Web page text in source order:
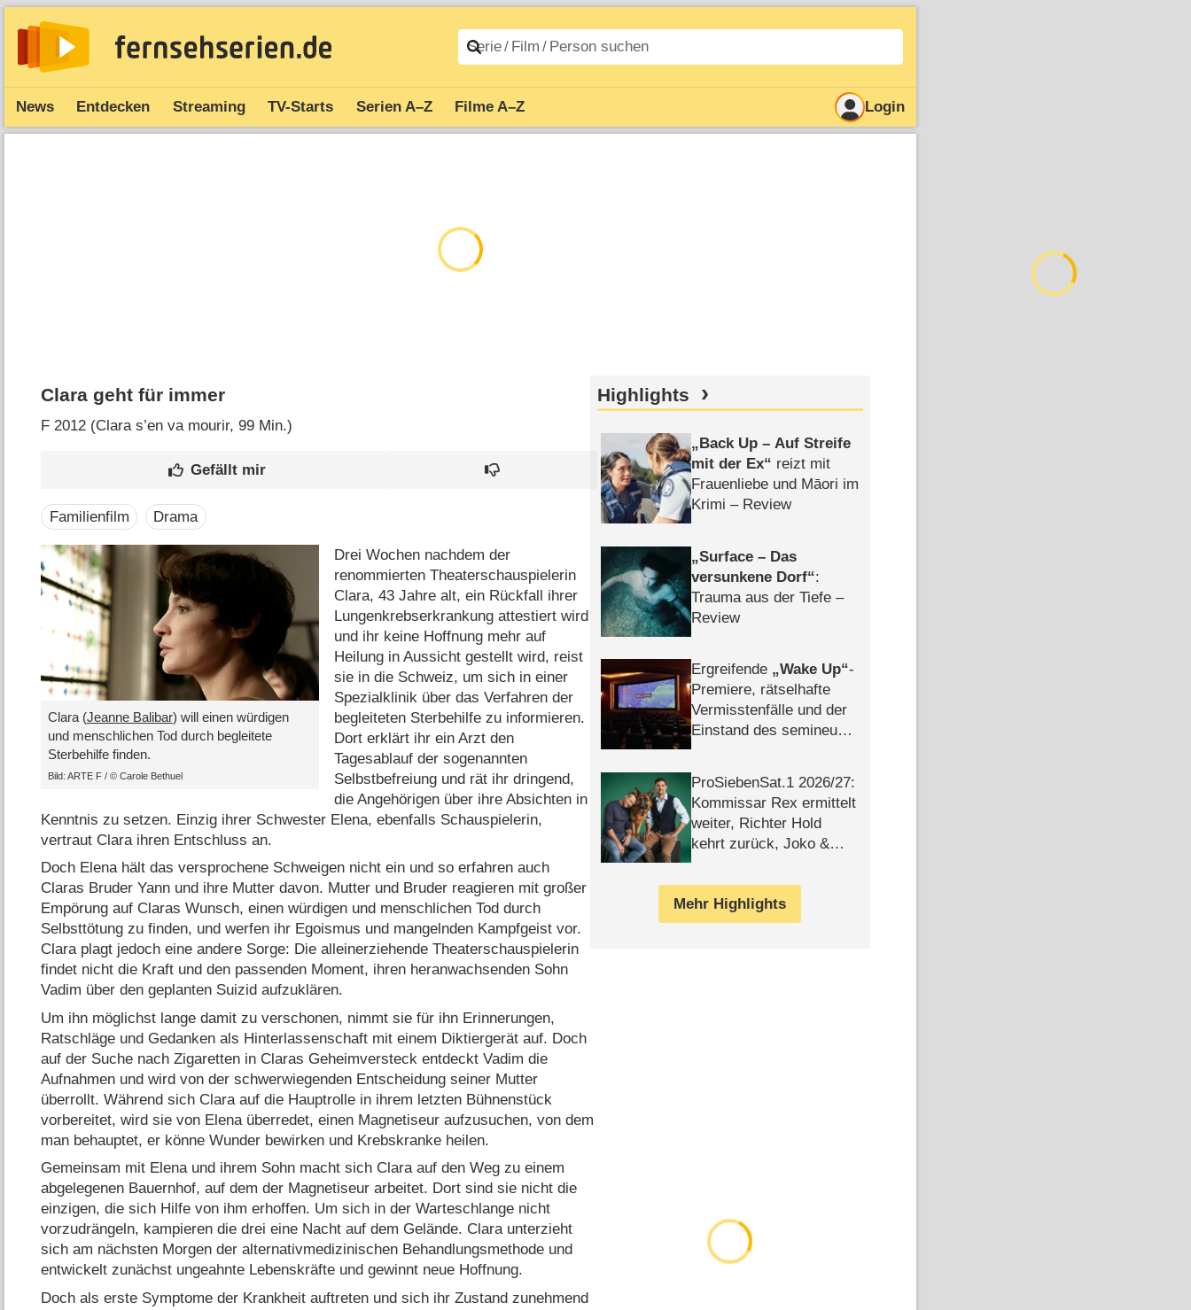
News Entdecken Streaming TV-Starts Serien A–Z Filme A–Z Login
Clara geht für immer
F 2012 (Clara s’en va mourir‎, 99 Min.)
Familienfilm Drama
Clara (Jeanne Balibar) will einen würdigen
und menschlichen Tod durch begleitete
Sterbehilfe finden.
Bild: ARTE F /​ © Carole Bethuel
Drei Wochen nachdem der
renommierten Theaterschauspielerin
Clara, 43 Jahre alt, ein Rückfall ihrer
Lungenkrebserkrankung attestiert wird
und ihr keine Hoffnung mehr auf
Heilung in Aussicht gestellt wird, reist
sie in die Schweiz, um sich in einer
Spezialklinik über das Verfahren der
begleiteten Sterbehilfe zu informieren.
Dort erklärt ihr ein Arzt den
Tagesablauf der sogenannten
Selbstbefreiung und rät ihr dringend,
die Angehörigen über ihre Absichten in
Kenntnis zu setzen. Einzig ihrer Schwester Elena, ebenfalls Schauspielerin,
vertraut Clara ihren Entschluss an.
Doch Elena hält das versprochene Schweigen nicht ein und so erfahren auch
Claras Bruder Yann und ihre Mutter davon. Mutter und Bruder reagieren mit großer
Empörung auf Claras Wunsch, einen würdigen und menschlichen Tod durch
Selbsttötung zu finden, und werfen ihr Egoismus und mangelnden Kampfgeist vor.
Clara plagt jedoch eine andere Sorge: Die alleinerziehende Theaterschauspielerin
findet nicht die Kraft und den passenden Moment, ihren heranwachsenden Sohn
Vadim über den geplanten Suizid aufzuklären.
Um ihn möglichst lange damit zu verschonen, nimmt sie für ihn Erinnerungen,
Ratschläge und Gedanken als Hinterlassenschaft mit einem Diktiergerät auf. Doch
auf der Suche nach Zigaretten in Claras Geheimversteck entdeckt Vadim die
Aufnahmen und wird von der schwerwiegenden Entscheidung seiner Mutter
überrollt. Während sich Clara auf die Hauptrolle in ihrem letzten Bühnenstück
vorbereitet, wird sie von Elena überredet, einen Magnetiseur aufzusuchen, von dem
man behauptet, er könne Wunder bewirken und Krebskranke heilen.
Gemeinsam mit Elena und ihrem Sohn macht sich Clara auf den Weg zu einem
abgelegenen Bauernhof, auf dem der Magnetiseur arbeitet. Dort sind sie nicht die
einzigen, die sich Hilfe von ihm erhoffen. Um sich in der Warteschlange nicht
vorzudrängeln, kampieren die drei eine Nacht auf dem Gelände. Clara unterzieht
sich am nächsten Morgen der alternativmedizinischen Behandlungsmethode und
entwickelt zunächst ungeahnte Lebenskräfte und gewinnt neue Hoffnung.
Doch als erste Symptome der Krankheit auftreten und sich ihr Zustand zunehmend
Highlights
Back Up – Auf Streife
mit der Ex
reizt mit
Frauenliebe und Māori im
Krimi – Review
Surface – Das
versunkene Dorf :
Trauma aus der Tiefe –
Review
Ergreifende Wake Up -
Premiere, rätselhafte
Vermisstenfälle und der
Einstand des semineuen
ProSiebenSat.1 2026/​27:
Kommissar Rex ermittelt
weiter, Richter Hold
kehrt zurück, Joko &
Mehr Highlights